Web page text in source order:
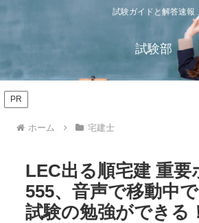
試験ガイドと解答速報
試験部
PR
ホーム 宅建士
LEC出る順宅建 重要
555、音声で移動中
試験の勉強ができる